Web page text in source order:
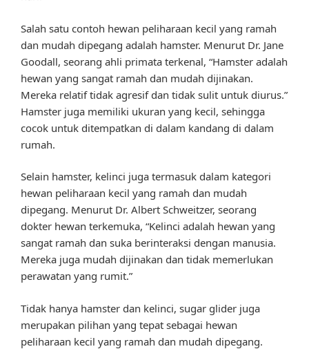
Salah satu contoh hewan peliharaan kecil yang ramah
dan mudah dipegang adalah hamster. Menurut Dr. Jane
Goodall, seorang ahli primata terkenal, “Hamster adalah
hewan yang sangat ramah dan mudah dijinakan.
Mereka relatif tidak agresif dan tidak sulit untuk diurus.”
Hamster juga memiliki ukuran yang kecil, sehingga
cocok untuk ditempatkan di dalam kandang di dalam
rumah.
Selain hamster, kelinci juga termasuk dalam kategori
hewan peliharaan kecil yang ramah dan mudah
dipegang. Menurut Dr. Albert Schweitzer, seorang
dokter hewan terkemuka, “Kelinci adalah hewan yang
sangat ramah dan suka berinteraksi dengan manusia.
Mereka juga mudah dijinakan dan tidak memerlukan
perawatan yang rumit.”
Tidak hanya hamster dan kelinci, sugar glider juga
merupakan pilihan yang tepat sebagai hewan
peliharaan kecil yang ramah dan mudah dipegang.